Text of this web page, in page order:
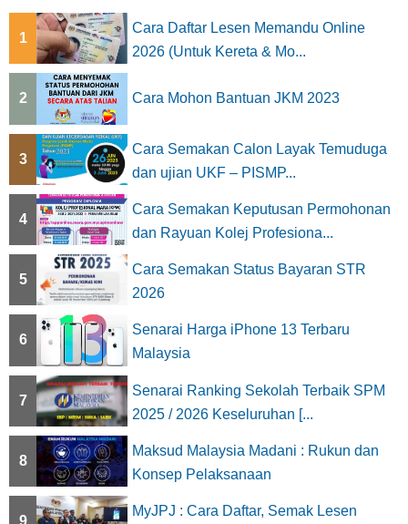
1
Cara Daftar Lesen Memandu Online
2026 (Untuk Kereta & Mo...
2 Cara Mohon Bantuan JKM 2023
3
Cara Semakan Calon Layak Temuduga
dan ujian UKF – PISMP...
4
Cara Semakan Keputusan Permohonan
dan Rayuan Kolej Profesiona...
5
Cara Semakan Status Bayaran STR
2026
6
Senarai Harga iPhone 13 Terbaru
Malaysia
7
Senarai Ranking Sekolah Terbaik SPM
2025 / 2026 Keseluruhan [...
8
Maksud Malaysia Madani : Rukun dan
Konsep Pelaksanaan
MyJPJ : Cara Daftar, Semak Lesen